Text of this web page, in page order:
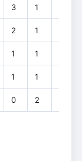
3 1
2 1
1 1
1 1
0 2